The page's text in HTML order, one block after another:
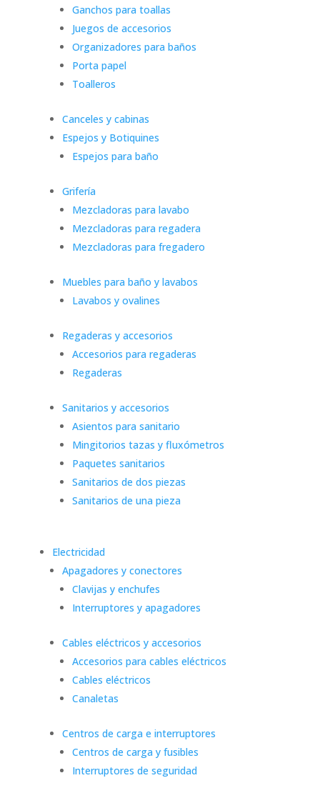
Ganchos para toallas
Juegos de accesorios
Organizadores para baños
Porta papel
Toalleros
Canceles y cabinas
Espejos y Botiquines
Espejos para baño
Grifería
Mezcladoras para lavabo
Mezcladoras para regadera
Mezcladoras para fregadero
Muebles para baño y lavabos
Lavabos y ovalines
Regaderas y accesorios
Accesorios para regaderas
Regaderas
Sanitarios y accesorios
Asientos para sanitario
Mingitorios tazas y fluxómetros
Paquetes sanitarios
Sanitarios de dos piezas
Sanitarios de una pieza
Electricidad
Apagadores y conectores
Clavijas y enchufes
Interruptores y apagadores
Cables eléctricos y accesorios
Accesorios para cables eléctricos
Cables eléctricos
Canaletas
Centros de carga e interruptores
Centros de carga y fusibles
Interruptores de seguridad